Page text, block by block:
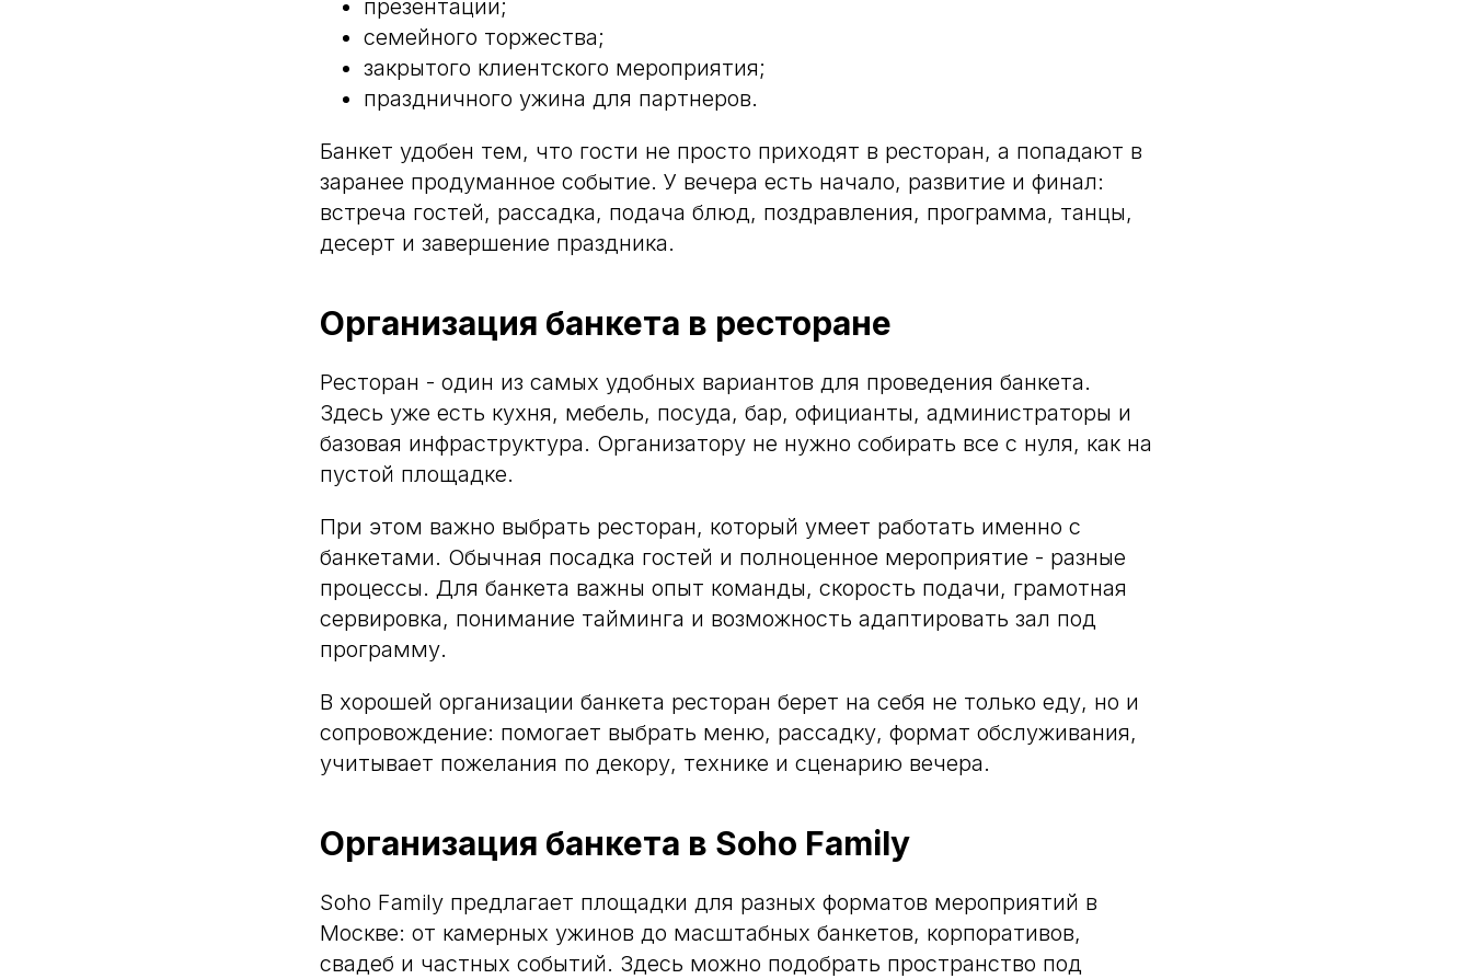
презентации;
семейного торжества;
закрытого клиентского мероприятия;
праздничного ужина для партнеров.
Банкет удобен тем, что гости не просто приходят в ресторан, а попадают в
заранее продуманное событие. У вечера есть начало, развитие и финал:
встреча гостей, рассадка, подача блюд, поздравления, программа, танцы,
десерт и завершение праздника.
Организация банкета в ресторане
Ресторан - один из самых удобных вариантов для проведения банкета.
Здесь уже есть кухня, мебель, посуда, бар, официанты, администраторы и
базовая инфраструктура. Организатору не нужно собирать все с нуля, как на
пустой площадке.
При этом важно выбрать ресторан, который умеет работать именно с
банкетами. Обычная посадка гостей и полноценное мероприятие - разные
процессы. Для банкета важны опыт команды, скорость подачи, грамотная
сервировка, понимание тайминга и возможность адаптировать зал под
программу.
В хорошей организации банкета ресторан берет на себя не только еду, но и
сопровождение: помогает выбрать меню, рассадку, формат обслуживания,
учитывает пожелания по декору, технике и сценарию вечера.
Организация банкета в Soho Family
Soho Family предлагает площадки для разных форматов мероприятий в
Москве: от камерных ужинов до масштабных банкетов, корпоративов,
свадеб и частных событий. Здесь можно подобрать пространство под